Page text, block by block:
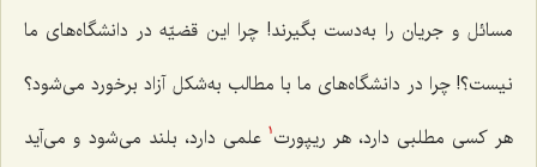
مسائل و جریان را به‌دست بگیرند! چرا این قضیّه در دانشگاه‌های ما
نیست؟! چرا در دانشگاه‌های ما با مطالب به‌شکل آزاد برخورد می‌شود؟
هر کسی مطلبی دارد، هر ریپورت 1 علمی دارد، بلند می‌شود و می‌آید